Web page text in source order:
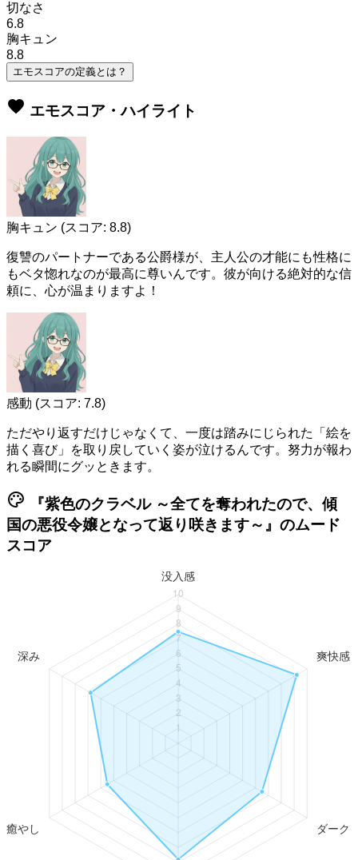
切なさ
6.8
胸キュン
8.8
エモスコアの定義とは？
favorite エモスコア・ハイライト
胸キュン (スコア: 8.8)
復讐のパートナーである公爵様が、主人公の才能にも性格に
もベタ惚れなのが最高に尊いんです。彼が向ける絶対的な信
頼に、心が温まりますよ！
感動 (スコア: 7.8)
ただやり返すだけじゃなくて、一度は踏みにじられた「絵を
描く喜び」を取り戻していく姿が泣けるんです。努力が報わ
れる瞬間にグッときます。
palette 『紫色のクラベル ～全てを奪われたので、傾
国の悪役令嬢となって返り咲きます～』のムード
スコア